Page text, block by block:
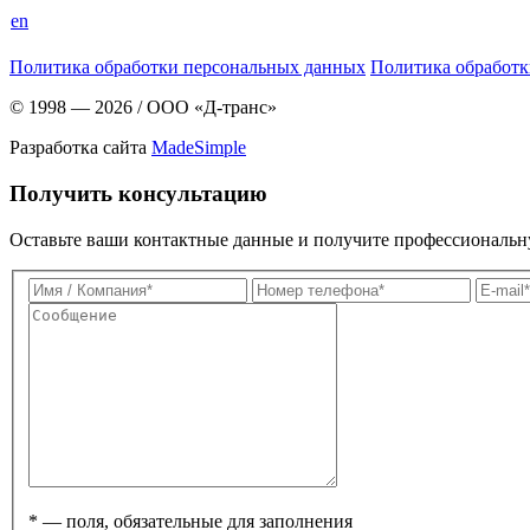
en
Политика обработки персональных данных Политика
© 1998 — 2026 /ООО «Д-транс»
Разработка сайта MadeSimple
Получить консультацию
Оставьте ваши контактные данные и получите
* — поля, обязательные для заполнения